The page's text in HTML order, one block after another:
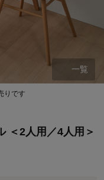
りです
一覧
＜2人用／4人用＞
料！
ゼント